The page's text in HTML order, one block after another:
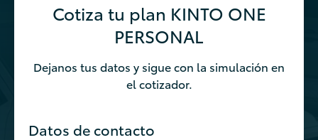
Cotiza tu plan KINTO ONE
PERSONAL
Dejanos tus datos y sigue con la simulación en
el cotizador.
Datos de contacto